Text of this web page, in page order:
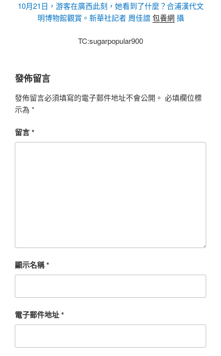
10月21日，游客在廣西此刻，她看到了什麼？合浦漢代文
明博物館觀賞。新華社記者 周佳誼 包養網 攝
TC:sugarpopular900
發佈留言
發佈留言必須填寫的電子郵件地址不會公開。 必填欄位標
示為 *
留言*
顯示名稱*
電子郵件地址*